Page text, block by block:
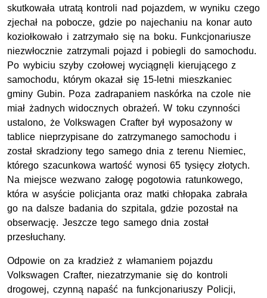
skutkowała utratą kontroli nad pojazdem, w wyniku czego
zjechał na pobocze, gdzie po najechaniu na konar auto
koziołkowało i zatrzymało się na boku. Funkcjonariusze
niezwłocznie zatrzymali pojazd i pobiegli do samochodu.
Po wybiciu szyby czołowej wyciągnęli kierującego z
samochodu, którym okazał się 15-letni mieszkaniec
gminy Gubin. Poza zadrapaniem naskórka na czole nie
miał żadnych widocznych obrażeń. W toku czynności
ustalono, że Volkswagen Crafter był wyposażony w
tablice nieprzypisane do zatrzymanego samochodu i
został skradziony tego samego dnia z terenu Niemiec,
którego szacunkowa wartość wynosi 65 tysięcy złotych.
Na miejsce wezwano załogę pogotowia ratunkowego,
która w asyście policjanta oraz matki chłopaka zabrała
go na dalsze badania do szpitala, gdzie pozostał na
obserwację. Jeszcze tego samego dnia został
przesłuchany.
Odpowie on za kradzież z włamaniem pojazdu
Volkswagen Crafter, niezatrzymanie się do kontroli
drogowej, czynną napaść na funkcjonariuszy Policji,